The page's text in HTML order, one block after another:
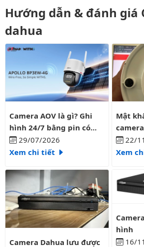
Hướng dẫn & đánh giá
dahua
Camera AOV là gì? Ghi hình 24/7 bằng
Camera AOV là gì? Ghi
hình 24/7 bằng pin có
liên tục?
29/07/2026
Xem chi tiết
Mật
Mật
22/
Xem
Camera Dahua lưu được bao nhiêu ngày
Camera Dahua lưu được
Camera
hình
16/